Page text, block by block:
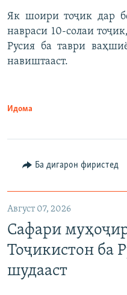
Як шоири тоҷик дар
навраси 10-солаи
Русия ба таври
навиштааст.
Идома
Ба дигарон фиристед
Август 07, 2026
Сафари
Тоҷикистон ба
шудааст